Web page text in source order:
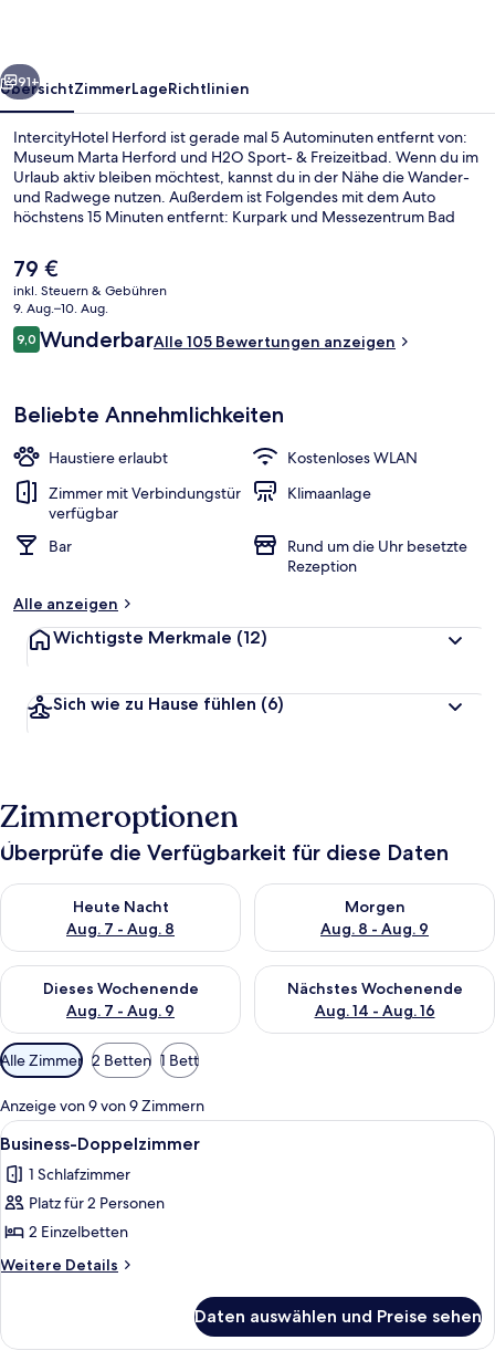
Weiter
91+
ÜbersichtZimmerLageRichtlinien
IntercityHotel Herford ist gerade mal 5 Autominuten entfernt von:
Museum Marta Herford und H2O Sport- & Freizeitbad. Wenn du im
Urlaub aktiv bleiben möchtest, kannst du in der Nähe die Wander-
und Radwege nutzen. Außerdem ist Folgendes mit dem Auto
höchstens 15 Minuten entfernt: Kurpark und Messezentrum Bad
Der
aktuelle
Preis
beträgt
79 €.
79 €
inkl. Steuern & Gebühren
9. Aug.–10. Aug.
Bewertungen
9,09,0 von 10.
WunderbarAlle 105 Bewertungen anzeigen
Beliebte Annehmlichkeiten
Haustiere erlaubt
Kostenloses WLAN
Zimmer mit Verbindungstür
verfügbar
Klimaanlage
Bar
Rund um die Uhr besetzte
Rezeption
Alle anzeigen
Wichtigste Merkmale (12)
Sich wie zu Hause fühlen (6)
Zimmeroptionen
Überprüfe die Verfügbarkeit für diese Daten
Heute Nacht
Aug. 7 - Aug. 8
Überprüfe die Verfügbarkeit für heute Nacht, Aug. 7 - Aug. 8.
Morgen
Aug. 8 - Aug. 9
Überprüfe die Verfügbarkeit
Dieses Wochenende
Aug. 7 - Aug. 9
Überprüfe die Verfügbarkeit für dieses Wochenende, Aug. 7
Nächstes Wochenende
Aug. 14 - Aug. 16
Überprüfe die Verfügbarkeit
Verfügbare
Filter
für
Zimmer
Alle Zimmer 2 Betten 1 Bett
Anzeige von 9 von 9 Zimmern
Alle
Fotos
für
Business-
Doppelzimmer
anzeigen
Ein Hotelzimmer mit einem großen
7
Business-Doppelzimmer
1 Schlafzimmer
Platz für 2 Personen
2 Einzelbetten
Weitere Details
Weitere
Doppelzimmer
Daten auswählen und Preise sehen